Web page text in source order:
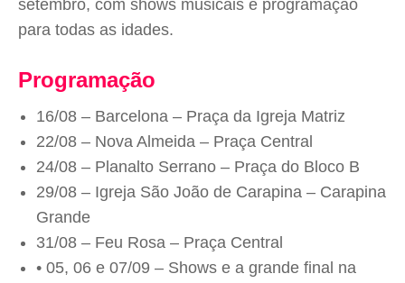
setembro, com shows musicais e programação
para todas as idades.
Programação
16/08 – Barcelona – Praça da Igreja Matriz
22/08 – Nova Almeida – Praça Central
24/08 – Planalto Serrano – Praça do Bloco B
29/08 – Igreja São João de Carapina – Carapina
Grande
31/08 – Feu Rosa – Praça Central
• 05, 06 e 07/09 – Shows e a grande final na